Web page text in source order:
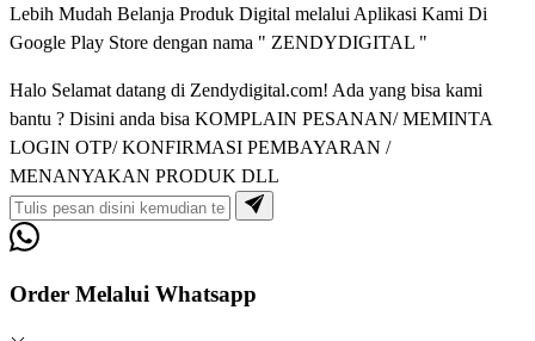
Lebih Mudah Belanja Produk Digital melalui Aplikasi Kami Di
Google Play Store dengan nama " ZENDYDIGITAL "
Halo Selamat datang di Zendydigital.com! Ada yang bisa kami
bantu ? Disini anda bisa KOMPLAIN PESANAN/ MEMINTA
LOGIN OTP/ KONFIRMASI PEMBAYARAN /
MENANYAKAN PRODUK DLL
Order Melalui Whatsapp